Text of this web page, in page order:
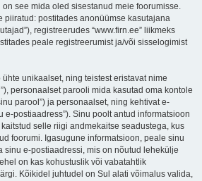
see mida oled sisestanud meie foorumisse.
piiratud: postitades anonüümse kasutajana
registreerudes “www.firn.ee” liikmeks
peale registreerumist ja/või sisselogimist
unikaalset, ning teistest eristavat nime
personaalset parooli mida kasutad oma kontole
parool”) ja personaalset, ning kehtivat e-
e-postiaadress”). Sinu poolt antud informatsioon
selle riigi andmekaitse seadustega, kus
foorumi. Igasugune informatsioon, peale sinu
sinu e-postiaadressi, mis on nõutud lehekülje
on kas kohustuslik või vabatahtlik
Kõikidel juhtudel on Sul alati võimalus valida,